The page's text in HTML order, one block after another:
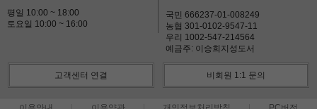
평일 10:00 ~ 18:00
토요일 10:00 ~ 16:00
국민 666237-01-008249
농협 301-0102-9547-11
우리 1002-547-214564
예금주: 이승희지성도서
고객센터 연결 비회원 1:1 문의